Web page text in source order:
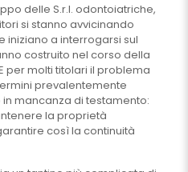
delle S.r.l. odontoiatriche,
si stanno avvicinando
iniziano a interrogarsi sul
costruito nel corso della
per molti titolari il problema
prevalentemente
mancanza di testamento:
la proprietà
così la continuità